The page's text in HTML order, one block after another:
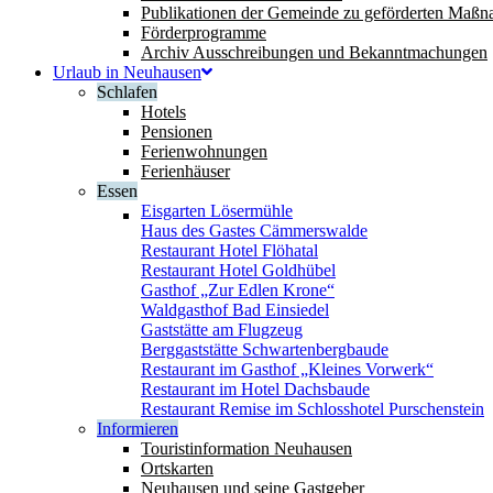
Publikationen der Gemeinde zu geförderten
Förderprogramme
Archiv Ausschreibungen und Bekanntmachungen
Urlaub in Neuhausen
Schlafen
Hotels
Pensionen
Ferienwohnungen
Ferienhäuser
Essen
Eisgarten Lösermühle
Haus des Gastes Cämmerswalde
Restaurant Hotel Flöhatal
Restaurant Hotel Goldhübel
Gasthof „Zur Edlen Krone“
Waldgasthof Bad Einsiedel
Gaststätte am Flugzeug
Berggaststätte Schwartenbergbaude
Restaurant im Gasthof „Kleines Vorwerk“
Restaurant im Hotel Dachsbaude
Restaurant Remise im Schlosshotel Purschenstein
Informieren
Touristinformation Neuhausen
Ortskarten
Neuhausen und seine Gastgeber